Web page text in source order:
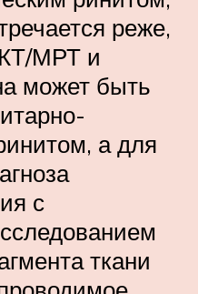
реже,
МРТ и
может быть
а для
с
ткани